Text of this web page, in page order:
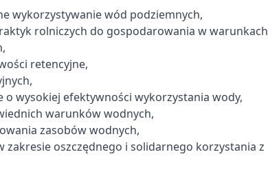
wykorzystywanie wód podziemnych,
rolniczych do gospodarowania w warunkach
retencyjne,
o wysokiej efektywności wykorzystania wody,
warunków wodnych,
zasobów wodnych,
zakresie oszczędnego i solidarnego korzystania z